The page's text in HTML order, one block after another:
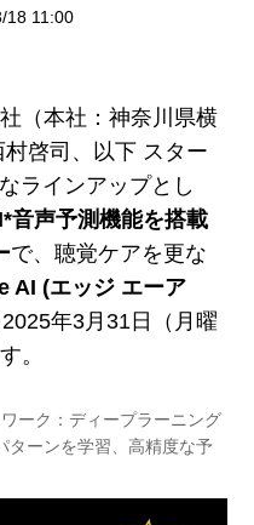
11:00
（本社：神奈川県横
啓司、以下 スター
ラインアップとし
音声予測機能を搭載
で、聴覚ケアを更な
AI (エッジ エーア
年3月31日（月曜
。
ーク：ディープラーニング
ターンを学習、高精度な予